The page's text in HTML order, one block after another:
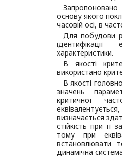
Запропоновано
основу якого
часовій осі, в
Для побудови
характеристики.
В якості
використано
В якості
значень
критичної
визначається
стійкість при її
тому при
встановлювати
динамічна